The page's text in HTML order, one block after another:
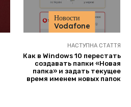
Новости
Vodafone
НАСТУПНА СТАТТЯ
Как в Windows 10 перестать
создавать папки «Новая
папка» и задать текущее
время именем новых папок